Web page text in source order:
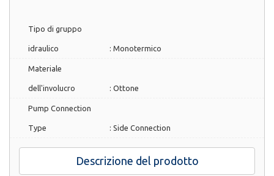
Tipo di gruppo
idraulico : Monotermico
Materiale
dell'involucro : Ottone
Pump Connection
Type : Side Connection
Descrizione del prodotto